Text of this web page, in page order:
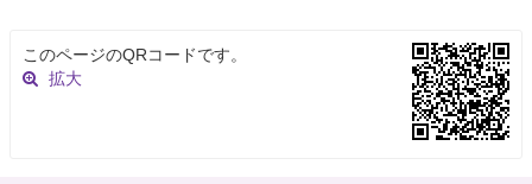
このページのQRコードです。
拡大